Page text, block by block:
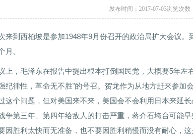
发布时间：2017-07-03浏览次数
来到西柏坡是参加1948年9月份召开的政治局扩大会议
月。
上，毛泽东在报告中提出根本打倒国民党，大概要5年左
纪律性，革命无不胜”的号召。贺龙作为从地方赶来参加
这个问题，但对美国来不来，美国会不会利用日本来延
争第三年、第四年给敌人的打击严重，蒋介石垮台可能
因胜利太快而无准备，也不要因胜利稍慢而没有耐心，